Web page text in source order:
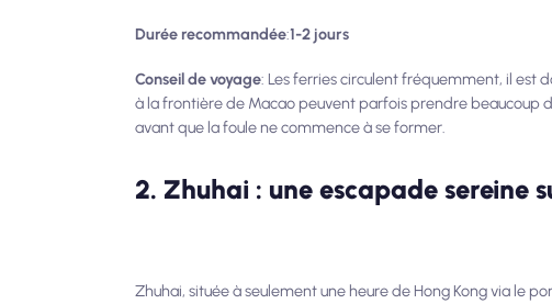
Durée recommandée:1-2 jours
Conseil de voyage: Les ferries circulent fréquemment, il est
à la frontière de Macao peuvent parfois prendre beaucoup
avant que la foule ne commence à se former.
2. Zhuhai : une escapade sereine
Zhuhai, située à seulement une heure de Hong Kong via le